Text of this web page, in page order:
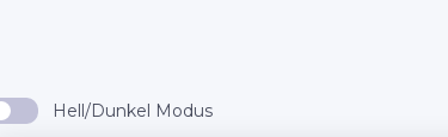
Hell/Dunkel Modus